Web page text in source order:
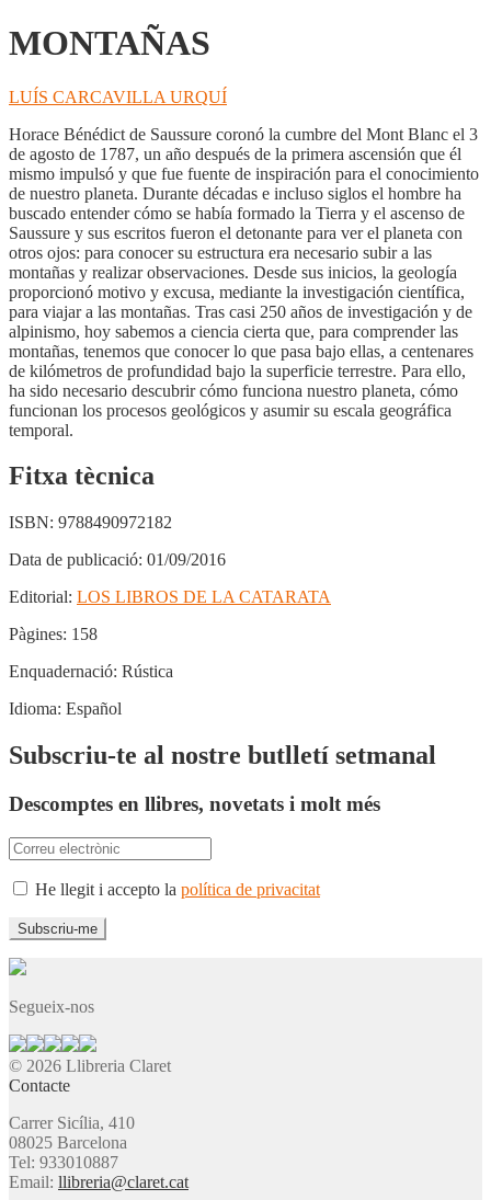
MONTAÑAS
LUÍS CARCAVILLA URQUÍ
Horace Bénédict de Saussure coronó la cumbre del Mont Blanc el 3
de agosto de 1787, un año después de la primera ascensión que él
mismo impulsó y que fue fuente de inspiración para el conocimiento
de nuestro planeta. Durante décadas e incluso siglos el hombre ha
buscado entender cómo se había formado la Tierra y el ascenso de
Saussure y sus escritos fueron el detonante para ver el planeta con
otros ojos: para conocer su estructura era necesario subir a las
montañas y realizar observaciones. Desde sus inicios, la geología
proporcionó motivo y excusa, mediante la investigación científica,
para viajar a las montañas. Tras casi 250 años de investigación y de
alpinismo, hoy sabemos a ciencia cierta que, para comprender las
montañas, tenemos que conocer lo que pasa bajo ellas, a centenares
de kilómetros de profundidad bajo la superficie terrestre. Para ello,
ha sido necesario descubrir cómo funciona nuestro planeta, cómo
funcionan los procesos geológicos y asumir su escala geográfica
temporal.
Fitxa tècnica
ISBN: 9788490972182
Data de publicació: 01/09/2016
Editorial: LOS LIBROS DE LA CATARATA
Pàgines: 158
Enquadernació: Rústica
Idioma: Español
Subscriu-te al nostre butlletí setmanal
Descomptes en llibres, novetats i molt més
He llegit i accepto la política de privacitat
Segueix-nos
© 2026 Llibreria Claret
Contacte
Carrer Sicília, 410
08025 Barcelona
Tel: 933010887
Email: llibreria@claret.cat